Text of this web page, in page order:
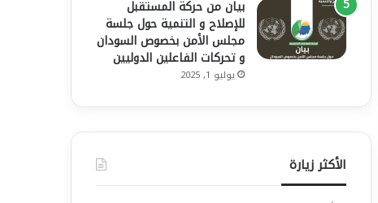
بيان من حركة المستقبل
للإصلاح و التنمية حول جلسة
مجلس الأمن بخصوص السودان
و تحركات الفاعلين الدوليين
يوليو 1, 2025
الأكثر زيارة